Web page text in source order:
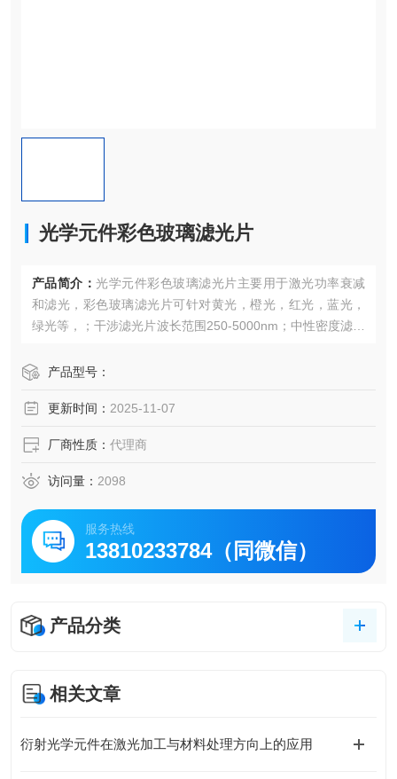
光学元件彩色玻璃滤光片
产品简介： 光学元件彩色玻璃滤光片主要用于激光功率衰减
和滤光，彩色玻璃滤光片可针对黄光，橙光，红光，蓝光，
绿光等，；干涉滤光片波长范围250-5000nm；中性密度滤光
产品型号：
更新时间： 2025-11-07
厂商性质： 代理商
访问量： 2098
服务热线
13810233784（同微信）
产品分类
相关文章
衍射光学元件在激光加工与材料处理方向上的应用